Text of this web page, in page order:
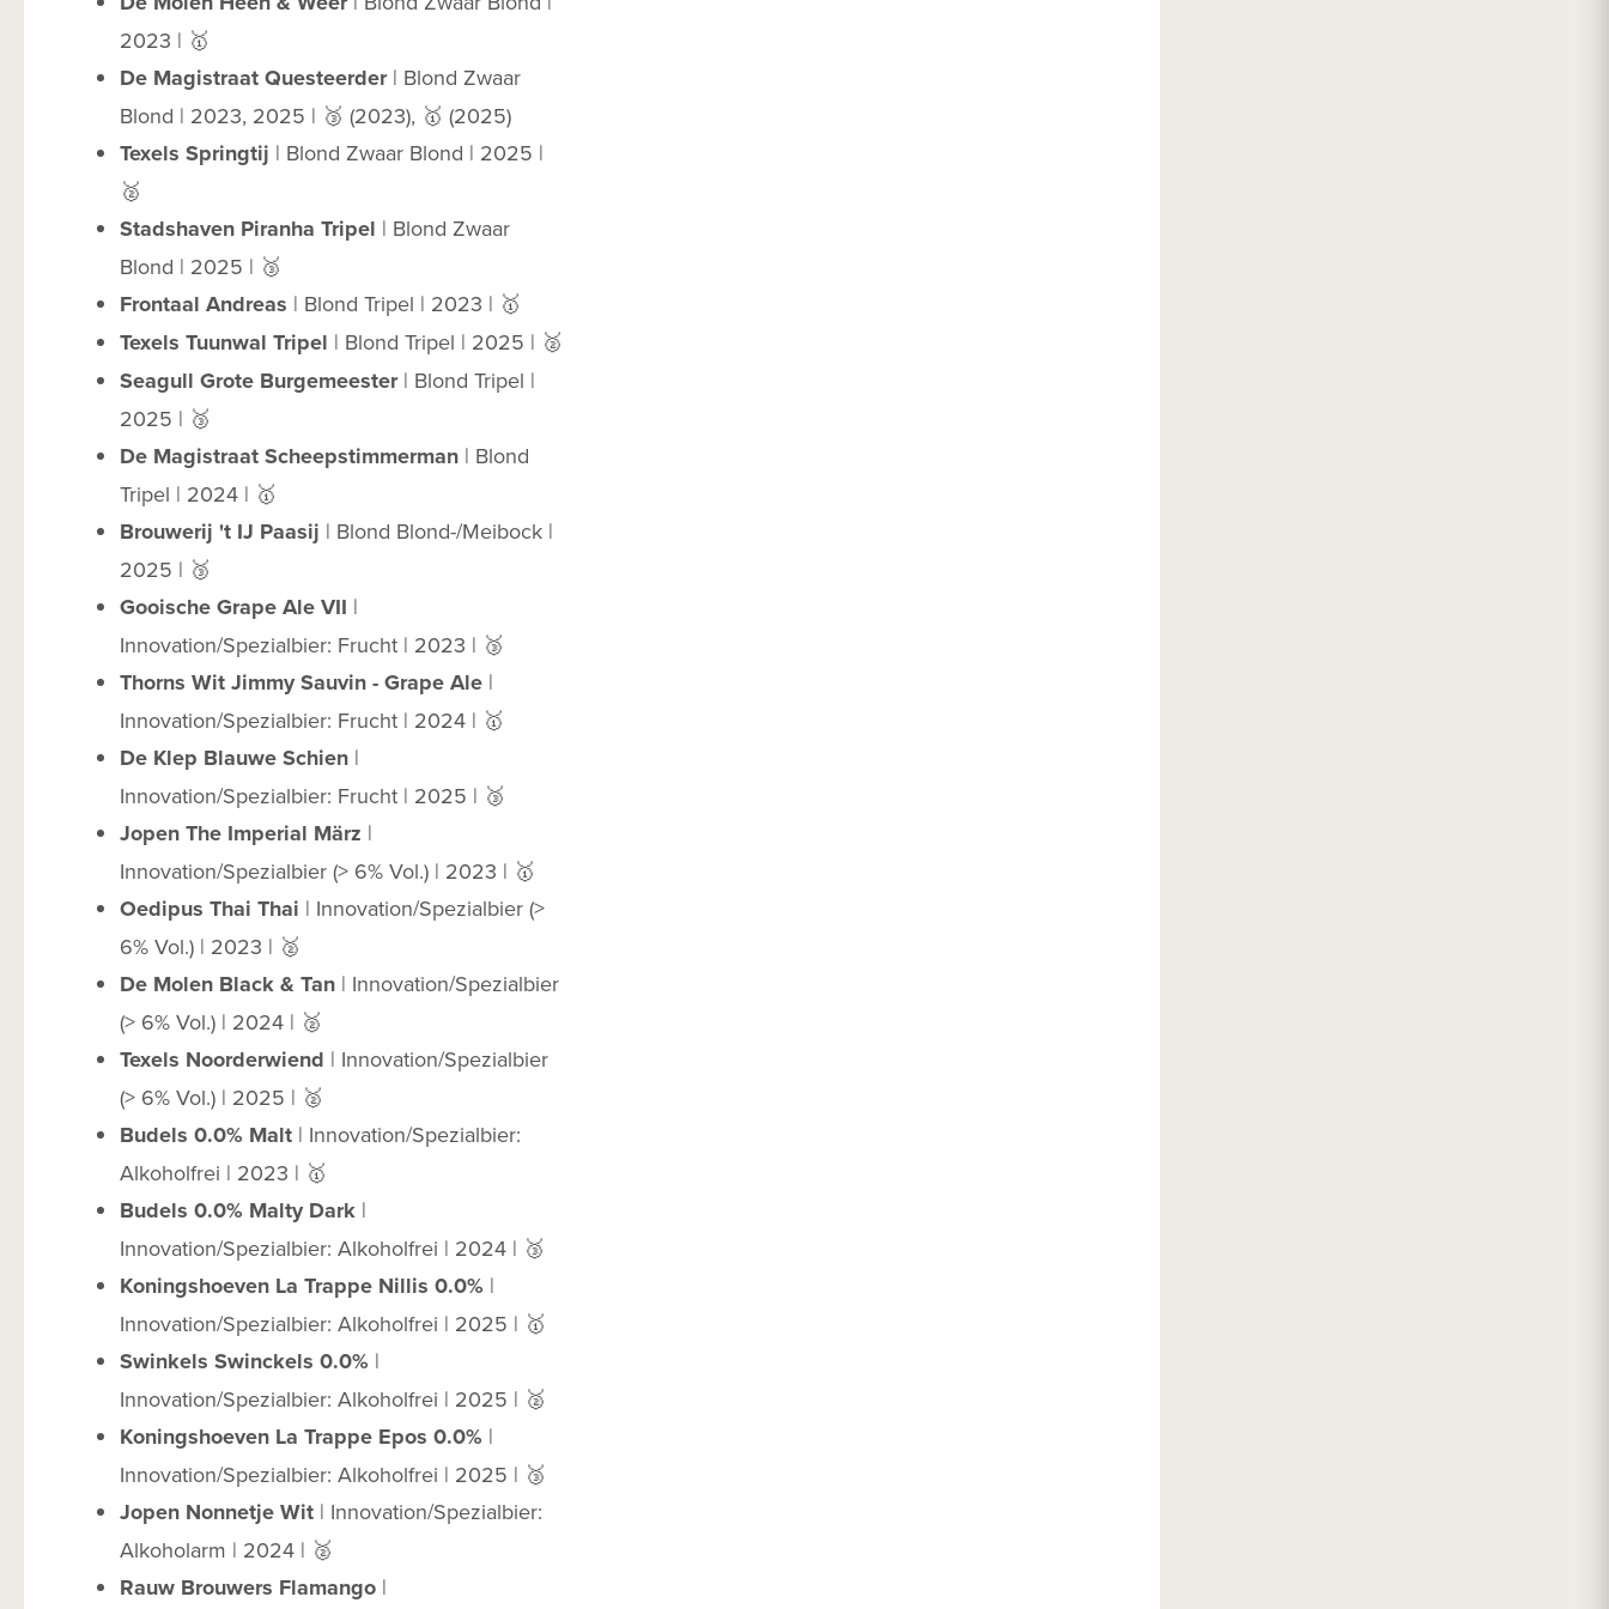
2023 | 🥇
De Magistraat Questeerder| Blond Zwaar
Blond | 2023, 2025 | 🥉 (2023), 🥇 (2025)
Texels Springtij | Blond Zwaar Blond | 2025 |
🥈
Stadshaven Piranha Tripel | Blond Zwaar
Blond | 2025 | 🥉
Frontaal Andreas | Blond Tripel | 2023 | 🥇
Texels Tuunwal Tripel | Blond Tripel | 2025 | 🥈
Seagull Grote Burgemeester| Blond Tripel |
2025 | 🥉
De Magistraat Scheepstimmerman | Blond
Tripel | 2024 | 🥇
Brouwerij 't IJ Paasij | Blond Blond-/Meibock |
2025 | 🥉
Gooische Grape Ale VII |
Innovation/Spezialbier: Frucht | 2023 | 🥉
Thorns Wit Jimmy Sauvin - Grape Ale |
Innovation/Spezialbier: Frucht | 2024 | 🥇
De Klep Blauwe Schien |
Innovation/Spezialbier: Frucht | 2025 | 🥉
Jopen The Imperial März |
Innovation/Spezialbier (> 6% Vol.) | 2023 | 🥇
Oedipus Thai Thai | Innovation/Spezialbier (>
6% Vol.) | 2023 | 🥈
De Molen Black & Tan | Innovation/Spezialbier
(> 6% Vol.) | 2024 | 🥈
Texels Noorderwiend | Innovation/Spezialbier
(> 6% Vol.) | 2025 | 🥈
Budels 0.0% Malt | Innovation/Spezialbier:
Alkoholfrei | 2023 | 🥇
Budels 0.0% Malty Dark |
Innovation/Spezialbier: Alkoholfrei | 2024 | 🥉
Koningshoeven La Trappe Nillis 0.0% |
Innovation/Spezialbier: Alkoholfrei | 2025 | 🥇
Swinkels Swinckels 0.0% |
Innovation/Spezialbier: Alkoholfrei | 2025 | 🥈
Koningshoeven La Trappe Epos 0.0% |
Innovation/Spezialbier: Alkoholfrei | 2025 | 🥉
Jopen Nonnetje Wit | Innovation/Spezialbier:
Alkoholarm | 2024 | 🥈
Rauw Brouwers Flamango |